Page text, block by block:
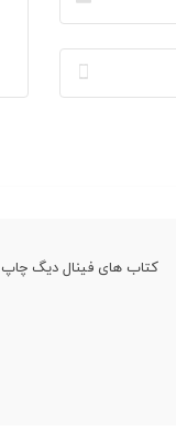
کتاب های فینال دیگ چاپ